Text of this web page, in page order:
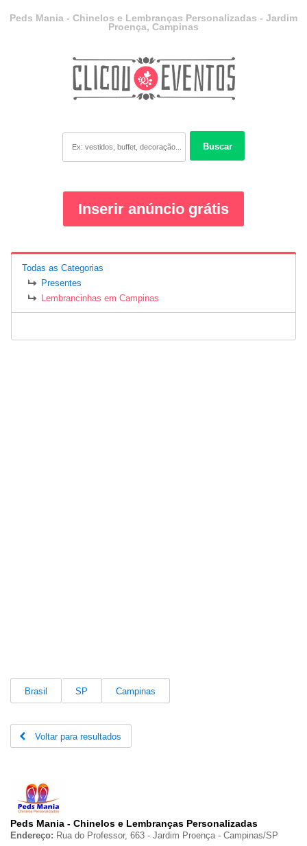
Peds Mania - Chinelos e Lembranças Personalizadas - Jardim
Proença, Campinas
Buscar
Inserir anúncio grátis
Todas as Categorias
Presentes
Lembrancinhas em Campinas
Brasil SP Campinas
Voltar para resultados
Peds Mania - Chinelos e Lembranças Personalizadas
Endereço: Rua do Professor, 663 - Jardim Proença- Campinas/SP